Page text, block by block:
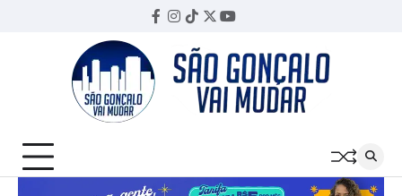
Facebook
Instagram
TikTok
TwitterYouTube